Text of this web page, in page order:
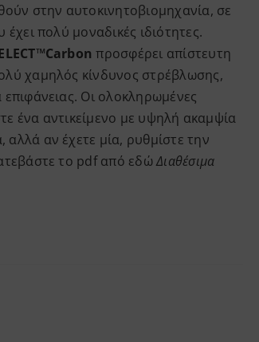
στην αυτοκινητοβιομηχανία, σε
πολύ μοναδικές ιδιότητες.
προσφέρει απίστευτη
χαμηλός κίνδυνος στρέβλωσης,
Οι ολοκληρωμένες
ένα αντικείμενο με υψηλή ακαμψία
αλλά αν έχετε μία, ρυθμίστε την
το pdf από εδώΔιαθέσιμα